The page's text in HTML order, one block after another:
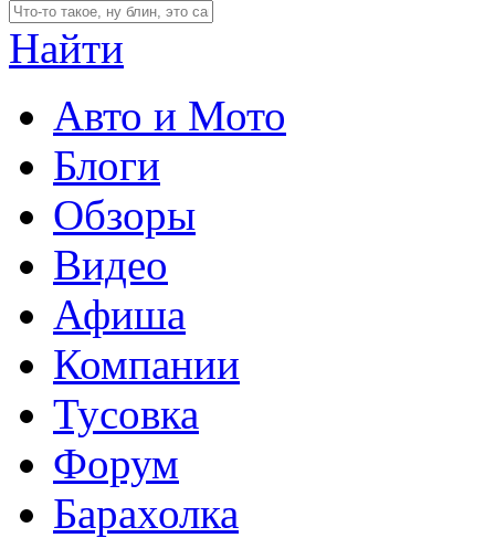
Найти
Авто и Мото
Блоги
Обзоры
Видео
Афиша
Компании
Тусовка
Форум
Барахолка